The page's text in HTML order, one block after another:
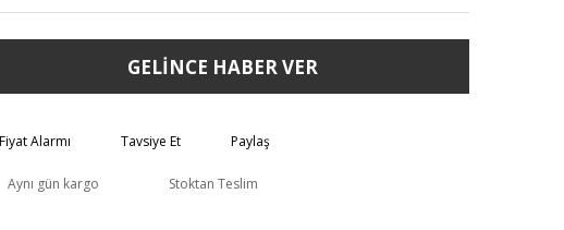
GELİNCE HABER VER
Fiyat Alarmı Tavsiye Et Paylaş
Aynı gün kargo Stoktan Teslim